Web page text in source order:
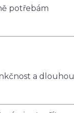
potřebám
a dlouhou